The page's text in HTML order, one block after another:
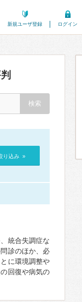
新規ユーザ登録 ログイン
り込み »
統合失調症な
診のほか、必
に環境調整や
回復や病気の